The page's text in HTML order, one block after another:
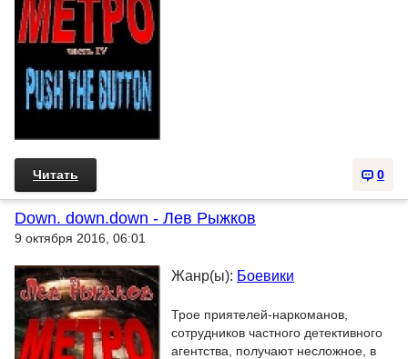
0
Читать
Down. down.down - Лев Рыжков
9 октября 2016, 06:01
Жанр(ы): Боевики
Трое приятелей-наркоманов,
сотрудников частного детективного
агентства, получают несложное, в